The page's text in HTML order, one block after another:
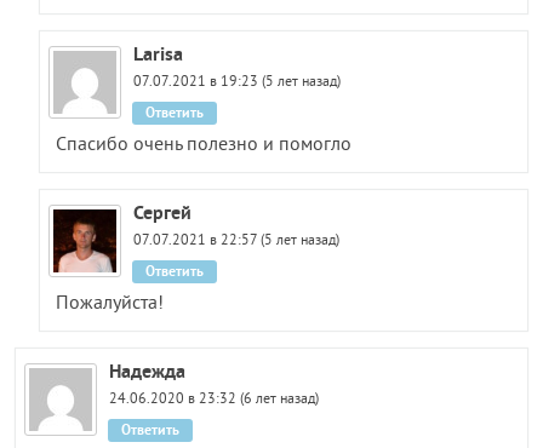
Larisa
07.07.2021 в 19:23 (5 лет назад)
Спасибо очень полезно и помогло
Ответить
Сергей
07.07.2021 в 22:57 (5 лет назад)
Пожалуйста!
Ответить
Надежда
24.06.2020 в 23:32 (6 лет назад)
Ответить